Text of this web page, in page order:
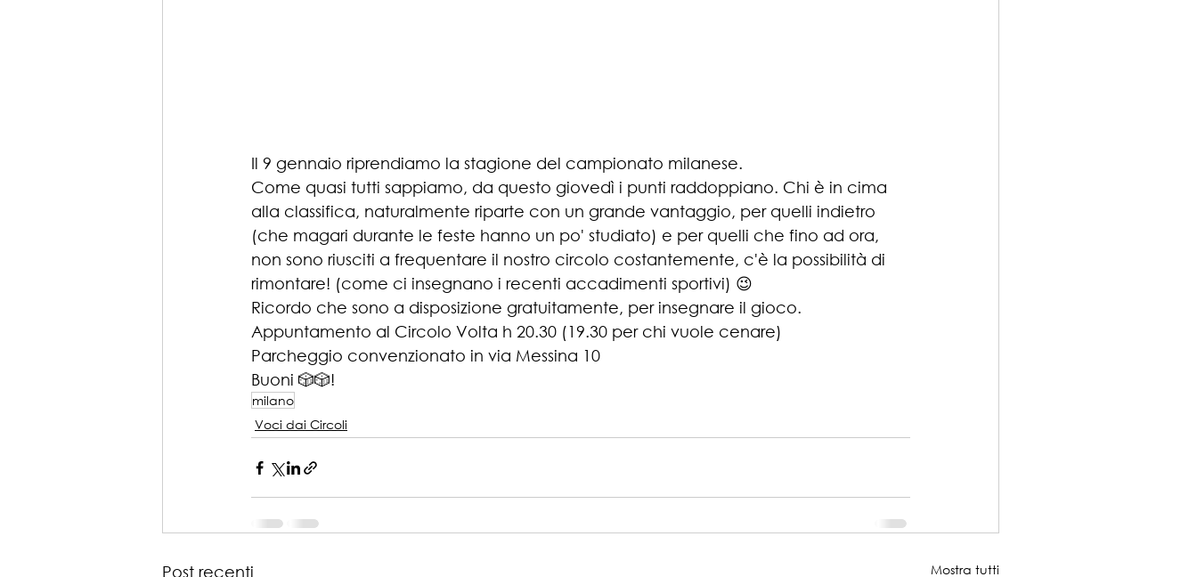
Il 9 gennaio riprendiamo la stagione del campionato milanese.
Come quasi tutti sappiamo, da questo giovedì i punti raddoppiano. Chi è in cima
alla classifica, naturalmente riparte con un grande vantaggio, per quelli indietro
(che magari durante le feste hanno un po' studiato) e per quelli che fino ad ora,
non sono riusciti a frequentare il nostro circolo costantemente, c'è la possibilità di
rimontare! (come ci insegnano i recenti accadimenti sportivi) 😉
Ricordo che sono a disposizione gratuitamente, per insegnare il gioco.
Appuntamento al Circolo Volta h 20.30 (19.30 per chi vuole cenare)
Parcheggio convenzionato in via Messina 10
Buoni 🎲🎲!
milano
Voci dai Circoli
Post recenti Mostra tutti